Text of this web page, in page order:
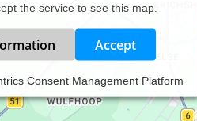
the service to see this map.
Accept
Consent Management Platform
und mentalen Möglichkeiten